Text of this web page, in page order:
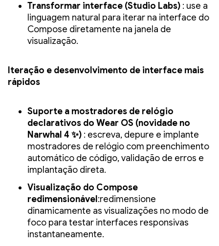
Transformar interface (Studio Labs) : use a
linguagem natural para iterar na interface do
Compose diretamente na janela de
visualização.
Iteração e desenvolvimento de interface mais
rápidos
Suporte a mostradores de relógio
declarativos do Wear OS (novidade no
Narwhal 4 ✨) : escreva, depure e implante
mostradores de relógio com preenchimento
automático de código, validação de erros e
implantação direta.
Visualização do Compose
redimensionável :redimensione
dinamicamente as visualizações no modo de
foco para testar interfaces responsivas
instantaneamente.